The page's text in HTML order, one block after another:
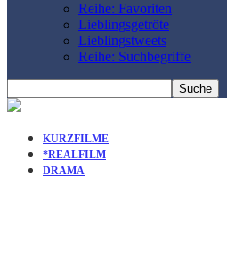
Reihe: Favoriten
Lieblingsgetröte
Lieblingstweets
Reihe: Suchbegriffe
KURZFILME
*REALFILM
DRAMA